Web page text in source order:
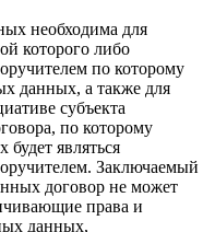
необходима для
которого либо
по которому
данных, а также для
субъекта
по которому
являться
Заключаемый
договор не может
права и
данных,